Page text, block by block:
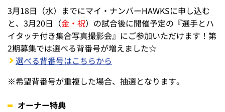
3月18日（水）までにマイ・ナンバーHAWKSに申し込む
と、3月20日（金・祝）の試合後に開催予定の『選手とハ
イタッチ付き集合写真撮影会』にご参加いただけます！第
2期募集では選べる背番号が増えました☆
選べる背番号はこちらから
※希望背番号が重複した場合、抽選となります。
オーナー特典